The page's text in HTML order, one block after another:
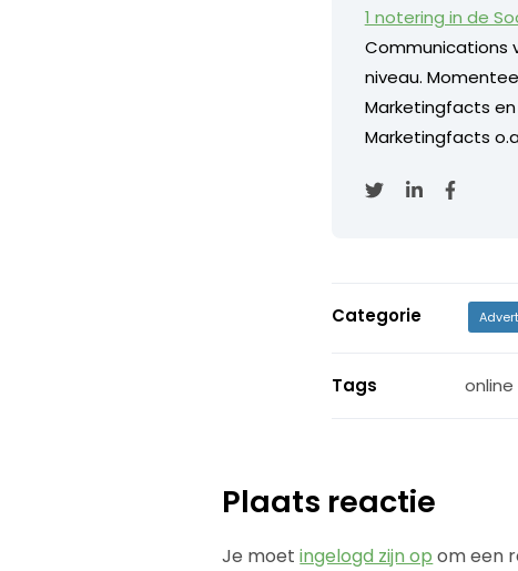
1 notering in de
Communications
niveau.
Marketingfacts
Marketingfacts
Categorie
Tags
Plaats reactie
Je moetingelogd zijn op om een